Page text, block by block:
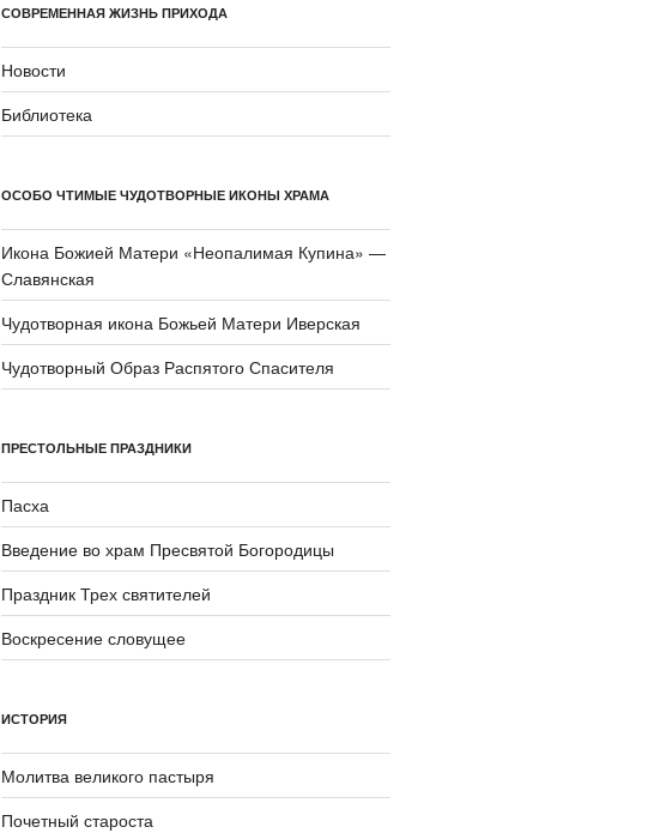
СОВРЕМЕННАЯ ЖИЗНЬ ПРИХОДА
Новости
Библиотека
ОСОБО ЧТИМЫЕ ЧУДОТВОРНЫЕ ИКОНЫ ХРАМА
Икона Божией Матери «Неопали­мая Купина» —
Славянская
Чудотворная икона Божьей Матери Иверская
Чудотворный Образ Распятого Спасителя
ПРЕСТОЛЬНЫЕ ПРАЗДНИКИ
Пасха
Введение во храм Пресвятой Богородицы
Праздник Трех святителей
Воскресение словущее
ИСТОРИЯ
Молитва великого пастыря
Почетный староста